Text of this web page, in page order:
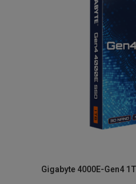
Gigabyte 4000E-Gen4